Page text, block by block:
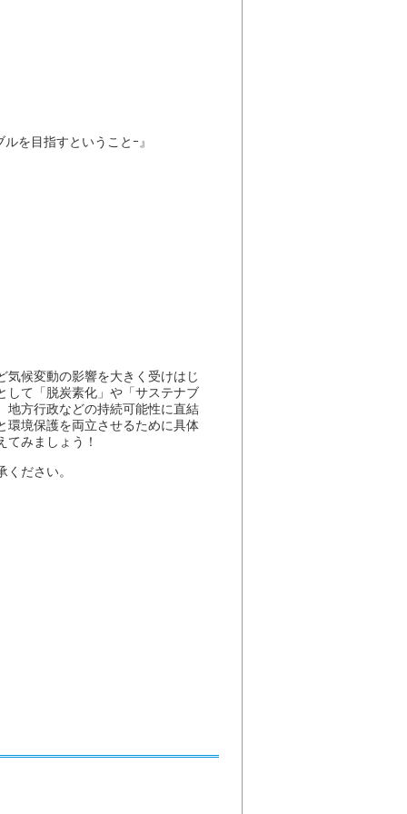
を目指すということｰ』
気候変動の影響を大きく受けはじ
して「脱炭素化」や「サステナブ
地方行政などの持続可能性に直結
環境保護を両立させるために具体
みましょう！
ださい。